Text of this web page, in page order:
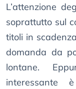
L’attenzione
soprattutto sul
titoli in
domanda da
lontane.
interessante